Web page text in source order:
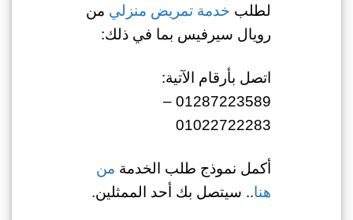
لطلب خدمة تمريض منزلي من
رويال سيرفيس بما في ذلك:
اتصل بأرقام الآتية:
01287223589 –
01022722283
أكمل نموذج طلب الخدمة من
هنا.. سيتصل بك أحد الممثلين.